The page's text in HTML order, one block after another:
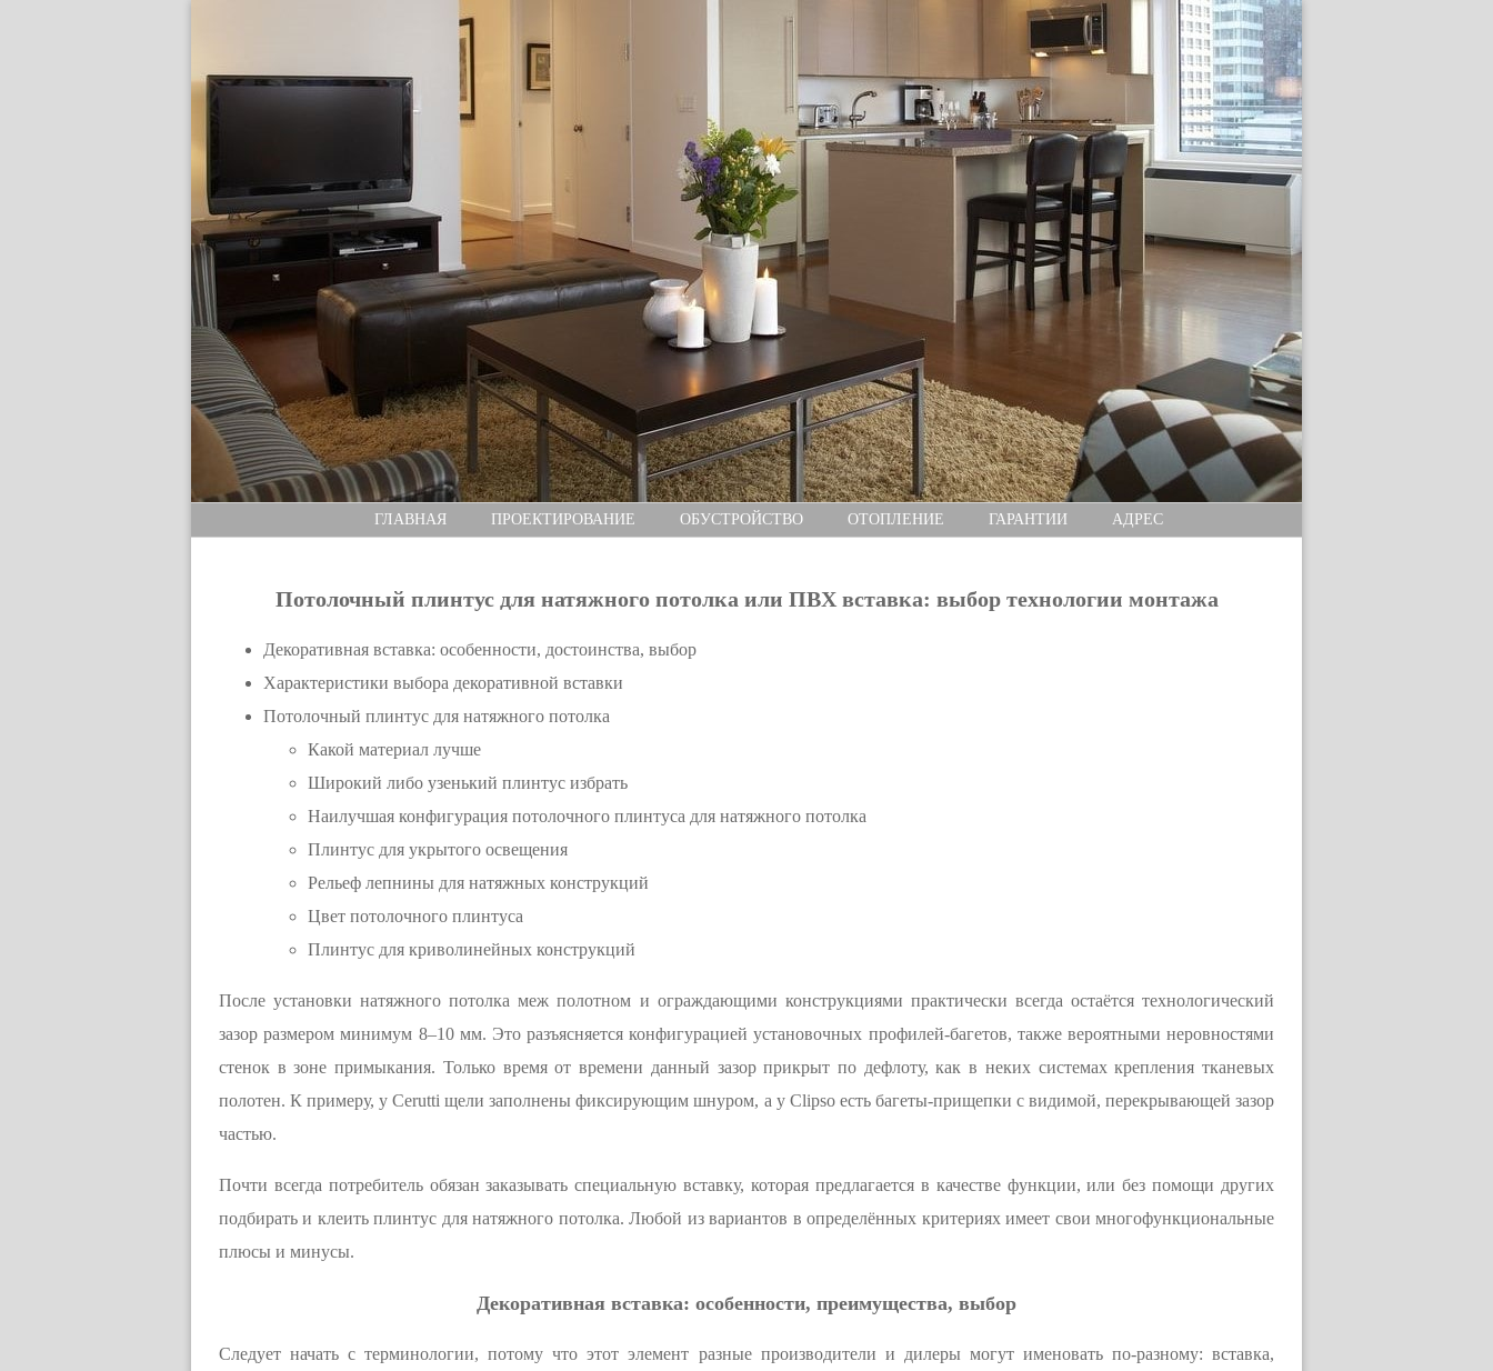
ГЛАВНАЯ ПРОЕКТИРОВАНИЕ ОБУСТРОЙСТВО ОТОПЛЕНИЕ ГАРАНТИИ АДРЕС
Потолочный плинтус для натяжного потолка или ПВХ вставка: выбор технологии монтажа
Декоративная вставка: особенности, достоинства, выбор
Характеристики выбора декоративной вставки
Потолочный плинтус для натяжного потолка
Какой материал лучше
Широкий либо узенький плинтус избрать
Наилучшая конфигурация потолочного плинтуса для натяжного потолка
Плинтус для укрытого освещения
Рельеф лепнины для натяжных конструкций
Цвет потолочного плинтуса
Плинтус для криволинейных конструкций
После установки натяжного потолка меж полотном и ограждающими конструкциями практически всегда остаётся технологический
зазор размером минимум 8–10 мм. Это разъясняется конфигурацией установочных профилей-багетов, также вероятными неровностями
стенок в зоне примыкания. Только время от времени данный зазор прикрыт по дефлоту, как в неких системах крепления тканевых
полотен. К примеру, у Cerutti щели заполнены фиксирующим шнуром, а у Clipso есть багеты-прищепки с видимой, перекрывающей зазор
частью.
Почти всегда потребитель обязан заказывать специальную вставку, которая предлагается в качестве функции, или без помощи других
подбирать и клеить плинтус для натяжного потолка. Любой из вариантов в определённых критериях имеет свои многофункциональные
плюсы и минусы.
Декоративная вставка: особенности, преимущества, выбор
Следует начать с терминологии, потому что этот элемент разные производители и дилеры могут именовать по-разному: вставка,